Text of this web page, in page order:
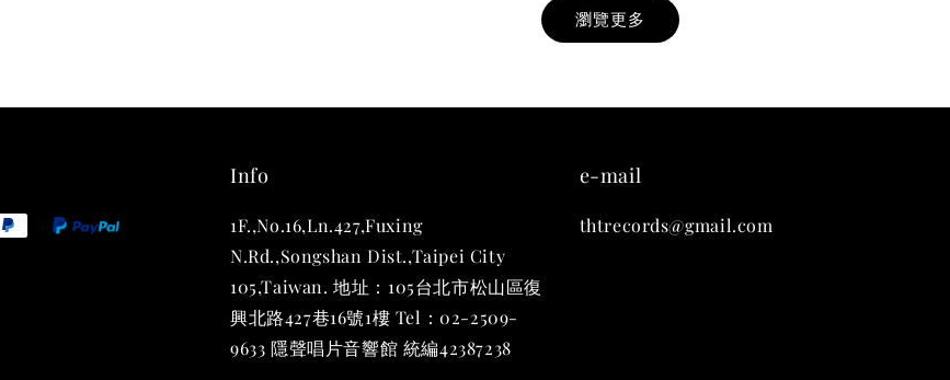
THT 九週年紀念 T-
瀏覽更多
Info
1F.,No.16,Ln.427,Fuxing
N.Rd.,Songshan Dist.,Taipei City
105,Taiwan. 地址：105台北市松山區復
興北路427巷16號1樓 Tel：02-2509-
9633 隱聲唱片音響館 統編42387238
e-mail
thtrecords@gmail.com